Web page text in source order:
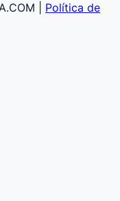
| Política de